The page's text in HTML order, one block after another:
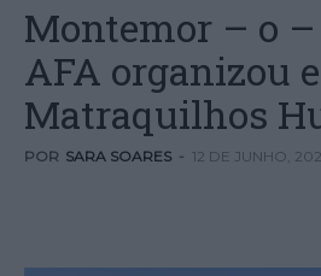
Montemor – o –
AFA organizou
Matraquilhos
POR SARA SOARES - 12 DE JUNHO,